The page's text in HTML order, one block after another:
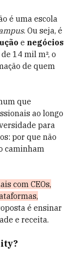
é uma escola
. Ou seja, é
e negócios
14 mil m², o
de quem
que
ao longo
para
por que não
caminham
com CEOs,
é ensinar
e receita.